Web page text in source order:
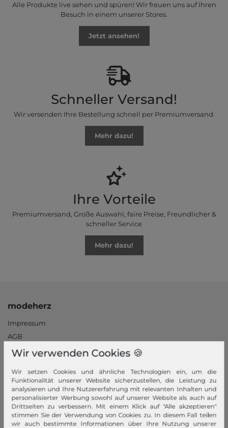
Alle Produkte live sehen und spüren! Wir freuen uns auf Ihren
Besuch in einem unserer Stores.
Jetzt ansehen!
Schneller Versand!
Wir versenden Ihre Bestellung schnell per Premiumversand.
Mehr dazu!
Ihre Vorteile
Premiumversand, Große Auswahl, faire Preise, Freundlicher &
schneller Service
Mehr dazu!
modeherz
Impressum
AGB
Widerrufsrecht
Datenschutzeinstellungen
Barrierefreiheitserklärung
Jobs
Unsere Stores
Wir verwenden Cookies 🍪
Wir setzen Cookies und ähnliche Technologien ein, um die
Funktionalität unserer Website sicherzustellen, die Leistung zu
analysieren und Ihre Nutzererfahrung mit relevanten Inhalten und
personalisierter Werbung sowohl auf unserer Website als auch auf
Drittseiten zu verbessern. Mit einem Klick auf "Alle akzeptieren"
stimmen Sie der Verwendung von Cookies zu. In diesem Fall teilen
wir auch bestimmte Informationen über Ihre Nutzung unserer